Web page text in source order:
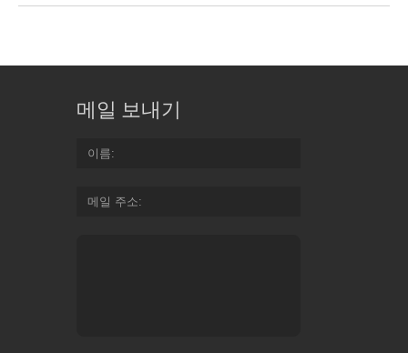
메일 보내기
이름
메일 주소